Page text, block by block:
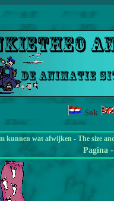
Sok
kunnen wat afwijken - The size
Pagina